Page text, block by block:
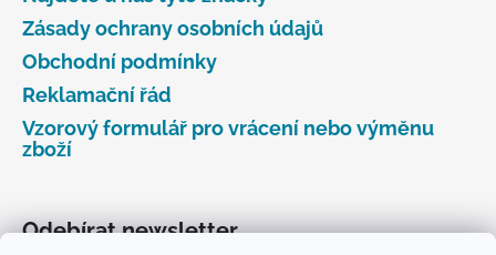
Zásady ochrany osobních údajů
Obchodní podmínky
Reklamační řád
Vzorový formulář pro vrácení nebo výměnu
zboží
Odebírat newsletter